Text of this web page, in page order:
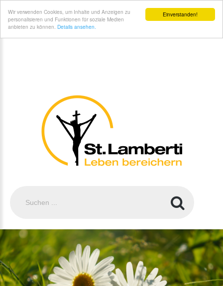
Einverstanden!
Wir verwenden Cookies, um Inhalte und Anzeigen zu
personalisieren und Funktionen für soziale Medien
anbieten zu können. Details ansehen.